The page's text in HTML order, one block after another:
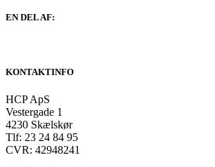
EN DEL AF:
KONTAKTINFO
HCP ApS
Vestergade 1
4230 Skælskør
Tlf: 23 24 84 95
CVR: 42948241